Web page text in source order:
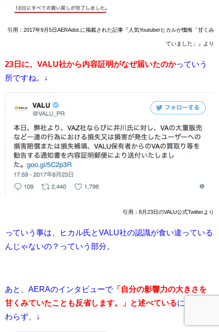
引用：2017年9月5日AERAdot.に掲載された記事『人気Youtuberヒカルが懺悔「甘くみ
ていました」』より
23日に、VALU社から内容証明がなぜ届いたのかっていう
所ですね。↓
引用：8月23日のVALU公式Twitterより
っていう事は、ヒカル氏とVALU社の認識が食い違っている
んじゃないの？っていう部分。
あと、AERAのインタビューで「 自分の影響力の大きさを
甘くみていたことも反省します。
」と述べているにもかか
わらず、↓